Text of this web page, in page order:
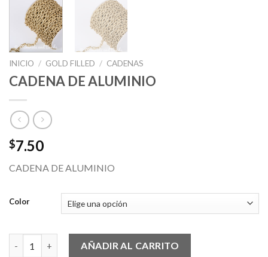
INICIO / GOLD FILLED / CADENAS
CADENA DE ALUMINIO
$7.50
CADENA DE ALUMINIO
Color
CADENA DE ALUMINIO cantidad
AÑADIR AL CARRITO